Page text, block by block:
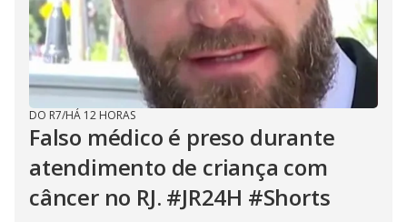
DO R7/HÁ 12 HORAS
Falso médico é preso durante
atendimento de criança com
câncer no RJ. #JR24H #Shorts